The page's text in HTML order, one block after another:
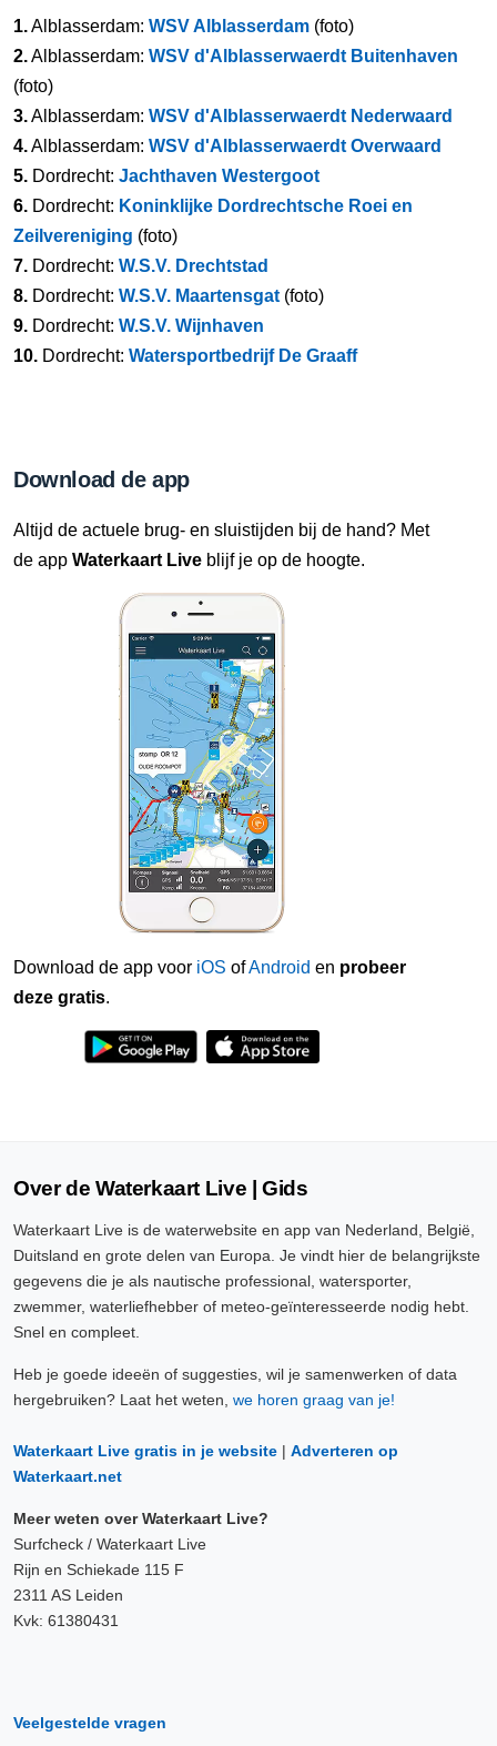
1.Alblasserdam: WSV Alblasserdam (foto)
2.Alblasserdam: WSV d'Alblasserwaerdt Buitenhaven
(foto)
3.Alblasserdam: WSV d'Alblasserwaerdt Nederwaard
4.Alblasserdam: WSV d'Alblasserwaerdt Overwaard
5. Dordrecht: Jachthaven Westergoot
6. Dordrecht: Koninklijke Dordrechtsche Roei en
Zeilvereniging (foto)
7. Dordrecht: W.S.V. Drechtstad
8. Dordrecht: W.S.V. Maartensgat (foto)
9. Dordrecht: W.S.V. Wijnhaven
10. Dordrecht: Watersportbedrijf De Graaff
Download de app
Altijd de actuele brug- en sluistijden bij de hand? Met
de app Waterkaart Live blijf je op de hoogte.
Download de app voor iOS ofAndroid en probeer
deze gratis.
Over de Waterkaart Live | Gids
Waterkaart Live is de waterwebsite en app van Nederland, België,
Duitsland en grote delen van Europa. Je vindt hier de belangrijkste
gegevens die je als nautische professional, watersporter,
zwemmer, waterliefhebber of meteo-geïnteresseerde nodig hebt.
Snel en compleet.
Heb je goede ideeën of suggesties, wil je samenwerken of data
hergebruiken? Laat het weten, we horen graag van je!
Waterkaart Live gratis in je website | Adverteren op
Waterkaart.net
Meer weten over Waterkaart Live?
Surfcheck / Waterkaart Live
Rijn en Schiekade 115 F
2311 AS Leiden
Kvk: 61380431
Veelgestelde vragen